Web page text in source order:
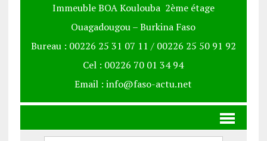
Immeuble BOA Koulouba 2ème étage
Ouagadougou – Burkina Faso
Bureau : 00226 25 31 07 11 / 00226 25 50 91 92
Cel : 00226 70 01 34 94
Email : info@faso-actu.net